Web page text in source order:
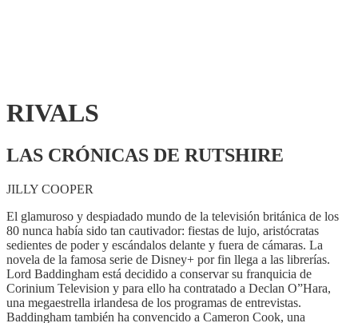
RIVALS
LAS CRÓNICAS DE RUTSHIRE
JILLY COOPER
El glamuroso y despiadado mundo de la televisión británica de los
80 nunca había sido tan cautivador: fiestas de lujo, aristócratas
sedientes de poder y escándalos delante y fuera de cámaras. La
novela de la famosa serie de Disney+ por fin llega a las librerías.
Lord Baddingham está decidido a conservar su franquicia de
Corinium Television y para ello ha contratado a Declan O”Hara,
una megaestrella irlandesa de los programas de entrevistas.
Baddingham también ha convencido a Cameron Cook, una